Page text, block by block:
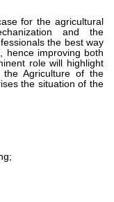
de contrôle
for the agricultural
and the
the best way
hence improving both
role will highlight
Agriculture of the
the situation of the